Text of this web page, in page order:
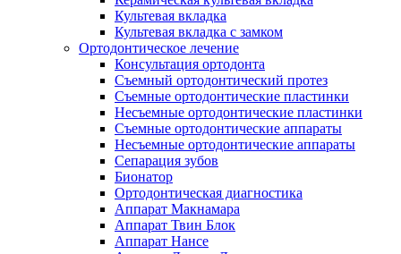
Культевая вкладка
Культевая вкладка с замком
Ортодонтическое лечение
Консультация ортодонта
Съемный ортодонтический протез
Съемные ортодонтические пластинки
Несъемные ортодонтические пластинки
Съемные ортодонтические аппараты
Несъемные ортодонтические аппараты
Сепарация зубов
Бионатор
Ортодонтическая диагностика
Аппарат Макнамара
Аппарат Твин Блок
Аппарат Нансе